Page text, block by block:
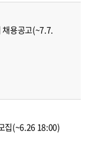
채용공고(~7.7.
집(~6.26 18:00)